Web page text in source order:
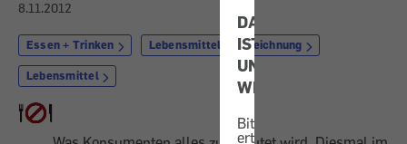
DATENSCHUTZ
IST
UNS
WICHTIG!
Bitte
erteilen
8.11.2012
Essen + Trinken Lebensmittelkennzeichnung
Lebensmittel